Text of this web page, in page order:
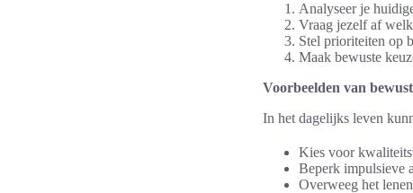
Analyseer je
Vraag jezelf af
Stel prioriteiten op
Maak bewuste
Voorbeelden van
In het dagelijks leven
Kies voor
Beperk impulsieve
Overweeg het